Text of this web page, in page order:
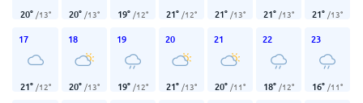
20° /13° 20° /13° 19° /12° 21° /12° 21° /13° 21° /13° 21° /13°
17
21° /12°
18
20° /13°
19
19° /12°
20
21° /13°
21
20° /11°
22
18° /12°
23
16° /11°